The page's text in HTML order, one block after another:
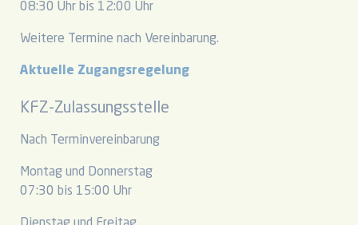
08:30 Uhr bis 12:00 Uhr
Weitere Termine nach Vereinbarung.
Aktuelle Zugangsregelung
KFZ-Zulassungsstelle
Nach Terminvereinbarung
Montag und Donnerstag
07:30 bis 15:00 Uhr